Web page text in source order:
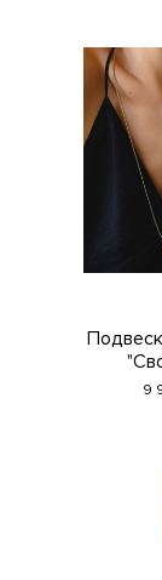
Подвеска на шнуре
9